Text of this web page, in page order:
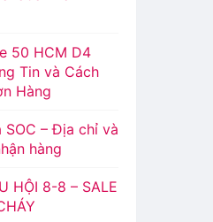
50 HCM D4
Tin và Cách
Hàng
SOC – Địa chỉ và
hàng
HỘI 8-8 – SALE